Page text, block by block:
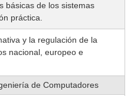
básicas de los sistemas
práctica.
y la regulación de la
nacional, europeo e
de Computadores